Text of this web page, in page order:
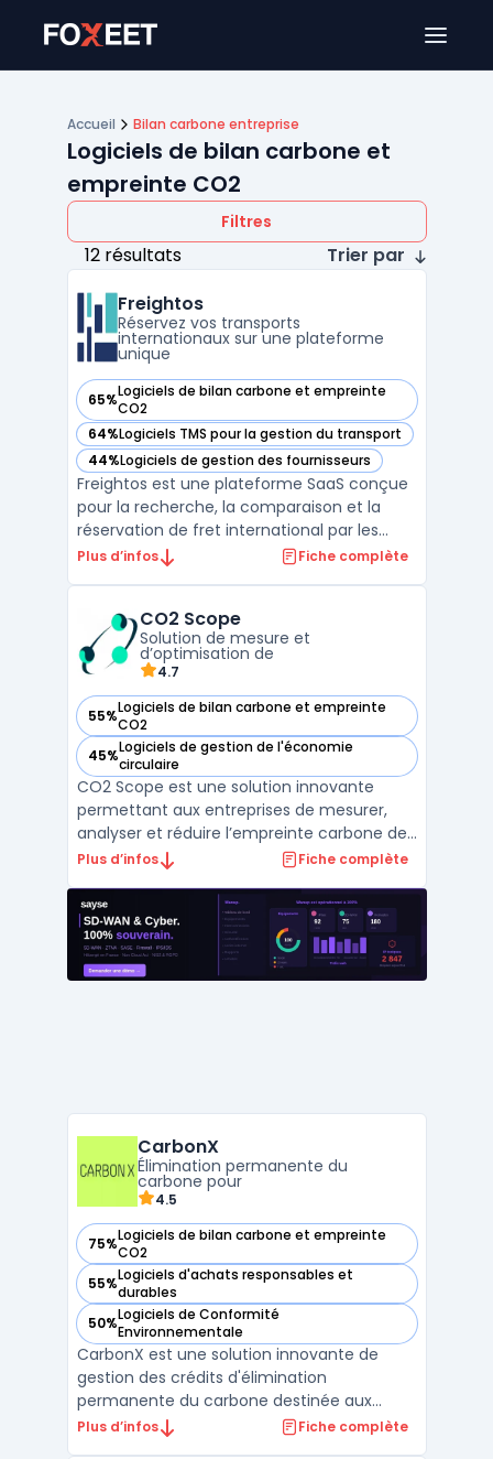
Accueil Bilan carbone entreprise
Logiciels de bilan carbone et
empreinte CO2
Filtres
12 résultats
Trier par
Freightos
Réservez vos transports
internationaux sur une plateforme
unique
65%Logiciels de bilan carbone et empreinte
CO2
— voir Freightos dans cette catégorie
64%Logiciels TMS pour la gestion du transport
— voir Freightos dans cette catégorie
44%Logiciels de gestion des fournisseurs
— voir Freightos dans cette catégorie
Freightos est une plateforme SaaS conçue
pour la recherche, la comparaison et la
réservation de fret international par les
importateurs, exportateurs et
automatisant des processus
traditionnellement manuels, tels que les ...
Plus d’infos Fiche complète
CO2 Scope
Solution de mesure et
d’optimisation de
4.7
55%Logiciels de bilan carbone et empreinte
CO2
— voir CO2 Scope dans cette catégorie
45%Logiciels de gestion de l'économie
circulaire
— voir CO2 Scope dans cette catégorie
CO2 Scope est une solution innovante
permettant aux entreprises de mesurer,
analyser et réduire l’empreinte carbone de
leurs infrastructures IT. Conçue pour les DSI
offre une visibilité précise sur la
consommation énergétique des
datacenters, des serveurs e ...
Plus d’infos Fiche complète
CarbonX
Élimination permanente du
carbone pour
4.5
75%Logiciels de bilan carbone et empreinte
CO2
— voir CarbonX dans cette catégorie
55%Logiciels d'achats responsables et
durables
— voir CarbonX dans cette catégorie
50%Logiciels de Conformité
Environnementale
— voir CarbonX dans cette catégorie
CarbonX est une solution innovante de
gestion des crédits d'élimination
permanente du carbone destinée aux
entreprises visant à atteindre leurs objectifs
Plus d’infos Fiche complète